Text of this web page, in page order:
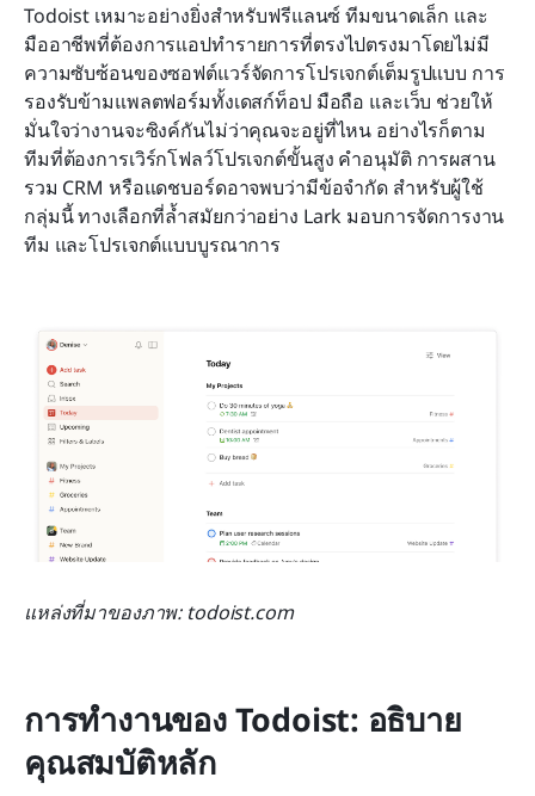
Todoist เหมาะอย่างยิ่งสำหรับฟรีแลนซ์ ทีมขนาดเล็ก และ
มืออาชีพที่ต้องการแอปทำรายการที่ตรงไปตรงมาโดยไม่มี
ความซับซ้อนของซอฟต์แวร์จัดการโปรเจกต์เต็มรูปแบบ การ
รองรับข้ามแพลตฟอร์มทั้งเดสก์ท็อป มือถือ และเว็บ ช่วยให้
มั่นใจว่างานจะซิงค์กันไม่ว่าคุณจะอยู่ที่ไหน อย่างไรก็ตาม
ทีมที่ต้องการเวิร์กโฟลว์โปรเจกต์ขั้นสูง คำอนุมัติ การผสาน
รวม CRM หรือแดชบอร์ดอาจพบว่ามีข้อจำกัด สำหรับผู้ใช้
กลุ่มนี้ ทางเลือกที่ล้ำสมัยกว่าอย่าง Lark มอบการจัดการงาน
ทีม และโปรเจกต์แบบบูรณาการ
แหล่งที่มาของภาพ: todoist.com
การทำงานของ Todoist: อธิบาย
คุณสมบัติหลัก